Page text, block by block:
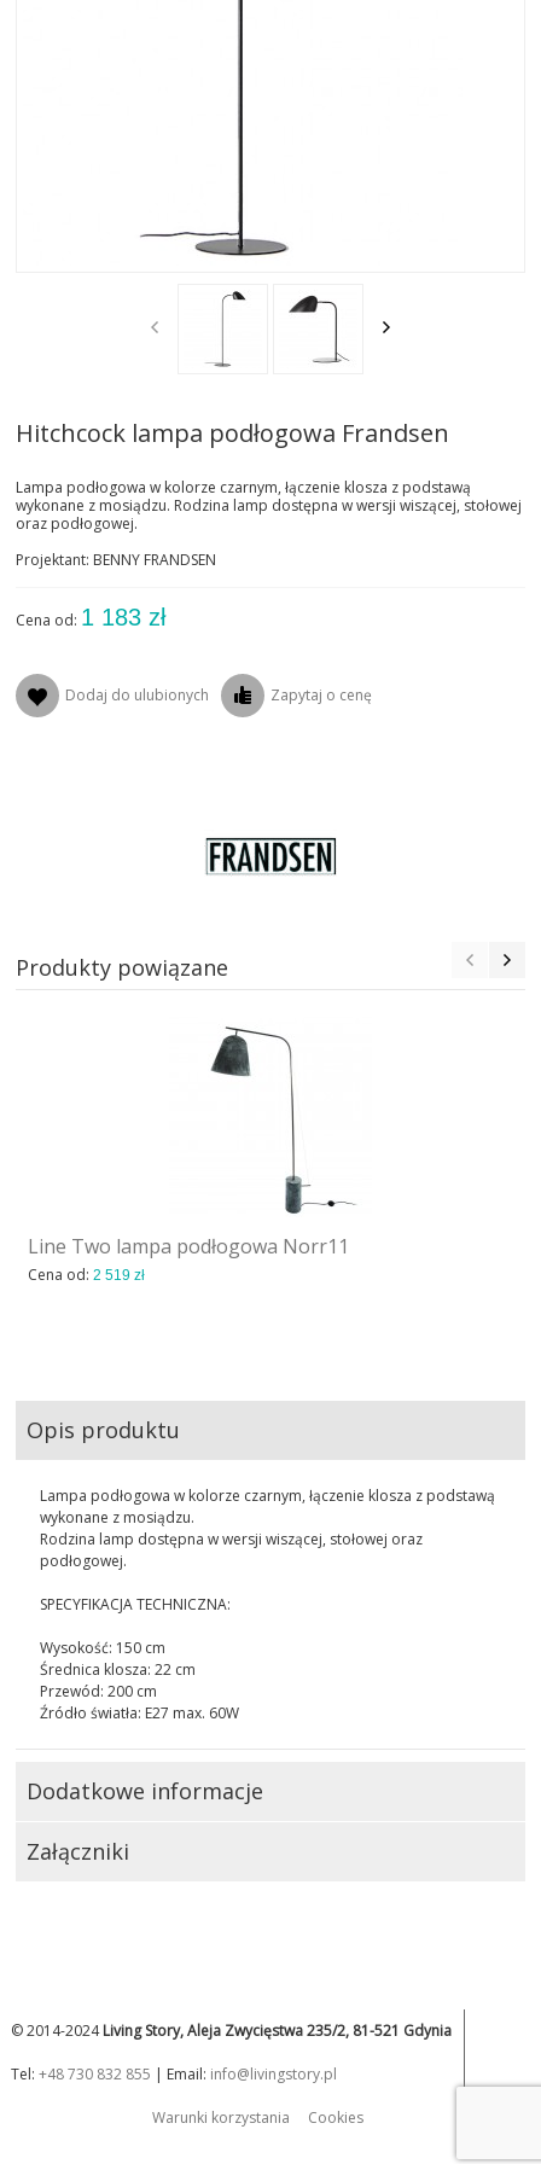
Hitchcock lampa podłogowa Frandsen
Lampa podłogowa w kolorze czarnym, łączenie klosza z podstawą
wykonane z mosiądzu. Rodzina lamp dostępna w wersji wiszącej, stołowej
oraz podłogowej.
Projektant: BENNY FRANDSEN
Cena od: 1 183 zł
Dodaj do ulubionych Zapytaj o cenę
Produkty powiązane
Line Two lampa podłogowa Norr11
Cena od:2 519 zł
Opis produktu
Lampa podłogowa w kolorze czarnym, łączenie klosza z podstawą
wykonane z mosiądzu.
Rodzina lamp dostępna w wersji wiszącej, stołowej oraz
podłogowej.
SPECYFIKACJA TECHNICZNA:
Wysokość: 150 cm
Średnica klosza: 22 cm
Przewód: 200 cm
Źródło światła: E27 max. 60W
Dodatkowe informacje
Załączniki
© 2014-2024Living Story, Aleja Zwycięstwa 235/2, 81-521 Gdynia
Tel: +48 730 832 855 | Email: info@livingstory.pl
Warunki korzystania Cookies